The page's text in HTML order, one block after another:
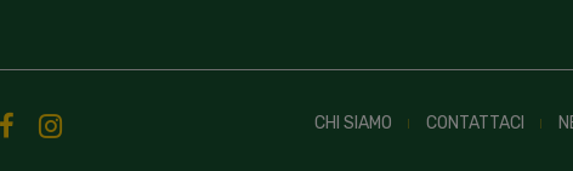
CHI SIAMO CONTATTACI